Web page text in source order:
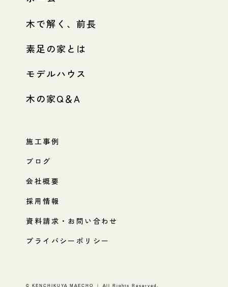
木で解く、前長
素足の家とは
モデルハウス
木の家Q＆A
施工事例
ブログ
会社概要
採用情報
資料請求・お問い合わせ
プライバシーポリシー
© KENCHIKUYA MAECHO ｜ All Rights Reserved.